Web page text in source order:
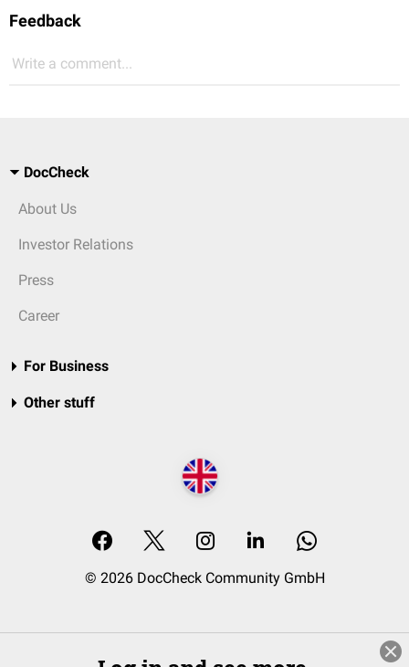
Feedback
Write a comment...
DocCheck
About Us
Investor Relations
Press
Career
For Business
Other stuff
© 2026 DocCheck Community GmbH